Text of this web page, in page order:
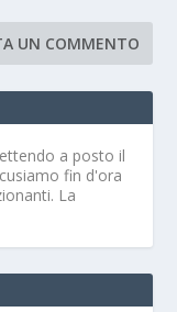
a posto il
fin d'ora
La